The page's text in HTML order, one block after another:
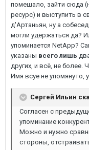
помешало, зайти сюда
ресурс) и выступить в
д'Артаньян, ну а
могли удержаться да?
упоминается NetApp?
указаны всего лишь
других, и всё, не более.
Имя всуе не упомянуто,
Сергей Ильин
Согласен с
упоминание
Можно и нужно
стороны,